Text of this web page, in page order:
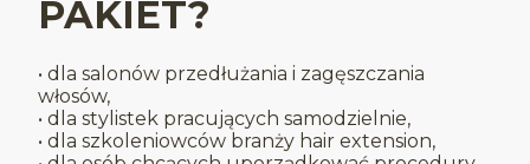
PAKIET?
• dla salonów przedłużania i zagęszczania
włosów,
• dla stylistek pracujących samodzielnie,
• dla szkoleniowców branży hair extension,